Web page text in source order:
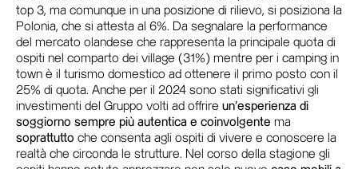
top 3, ma comunque in una posizione di rilievo, si posiziona la
Polonia, che si attesta al 6%. Da segnalare la performance
del mercato olandese che rappresenta la principale quota di
ospiti nel comparto dei village (31%) mentre per i camping in
town è il turismo domestico ad ottenere il primo posto con il
25% di quota. Anche per il 2024 sono stati significativi gli
investimenti del Gruppo volti ad offrire un’esperienza di
soggiorno sempre più autentica e coinvolgente ma
soprattutto che consenta agli ospiti di vivere e conoscere la
realtà che circonda le strutture. Nel corso della stagione gli